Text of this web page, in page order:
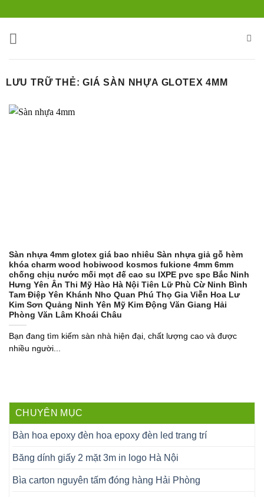
nội
LƯU TRỮ THẺ:GIÁ SÀN NHỰA GLOTEX 4MM
Sàn nhựa 4mm glotex giá bao nhiêu Sàn nhựa giả gỗ hèm
khóa charm wood hobiwood kosmos fukione 4mm 6mm
chống chịu nước mối mọt đế cao su IXPE pvc spc Bắc Ninh
Hưng Yên Ân Thi Mỹ Hào Hà Nội Tiên Lữ Phù Cừ Ninh Bình
Tam Điệp Yên Khánh Nho Quan Phú Thọ Gia Viễn Hoa Lư
Kim Sơn Quảng Ninh Yên Mỹ Kim Động Văn Giang Hải
Phòng Văn Lâm Khoái Châu
Bạn đang tìm kiếm sàn nhà hiện đại, chất lượng cao và được
nhiều người...
CHUYÊN MỤC
Bàn hoa epoxy đèn hoa epoxy đèn led trang trí
Băng dính giấy 2 mặt 3m in logo Hà Nội
Bìa carton nguyên tấm đóng hàng Hải Phòng